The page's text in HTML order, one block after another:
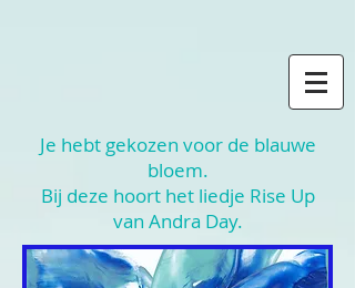
Je hebt gekozen voor de blauwe
bloem.
Bij deze hoort het liedje Rise Up
van Andra Day.​